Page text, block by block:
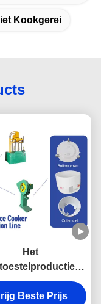
Kookgerei
Het
de trommelrijst
met Servo
Beste Prijs